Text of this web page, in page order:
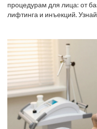
процедурам для лица: от
лифтинга и инъекций.